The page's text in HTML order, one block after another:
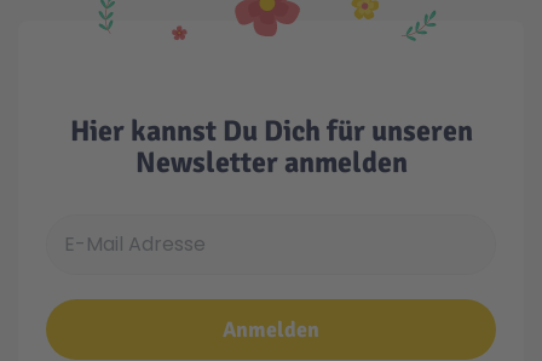
Hier kannst Du Dich für unseren
Newsletter anmelden
Anmelden